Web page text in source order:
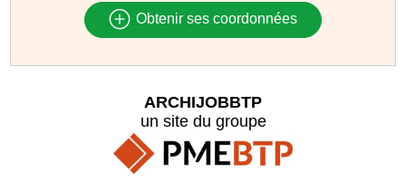
Obtenir ses coordonnées
ARCHIJOBBTP
un site du groupe